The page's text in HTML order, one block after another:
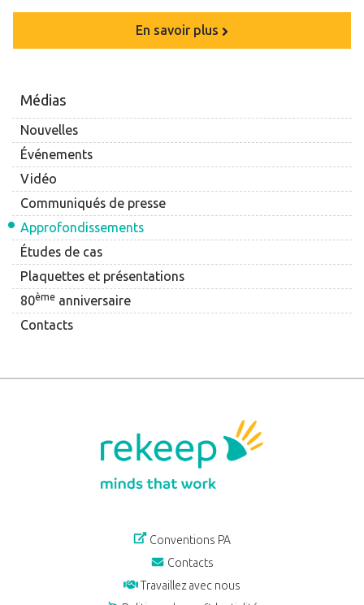
Médias
Nouvelles
Événements
Vidéo
Communiqués de presse
Approfondissements
Études de cas
Plaquettes et présentations
80ème anniversaire
Contacts
En savoir plus
Conventions PA
Contacts
Travaillez avec nous